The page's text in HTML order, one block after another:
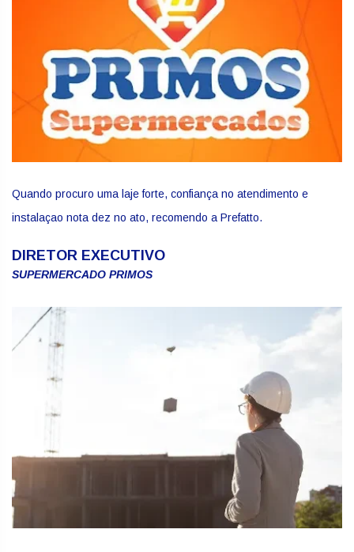
Quando procuro uma laje forte, confiança no atendimento e
instalaçao nota dez no ato, recomendo a Prefatto.
DIRETOR EXECUTIVO
SUPERMERCADO PRIMOS